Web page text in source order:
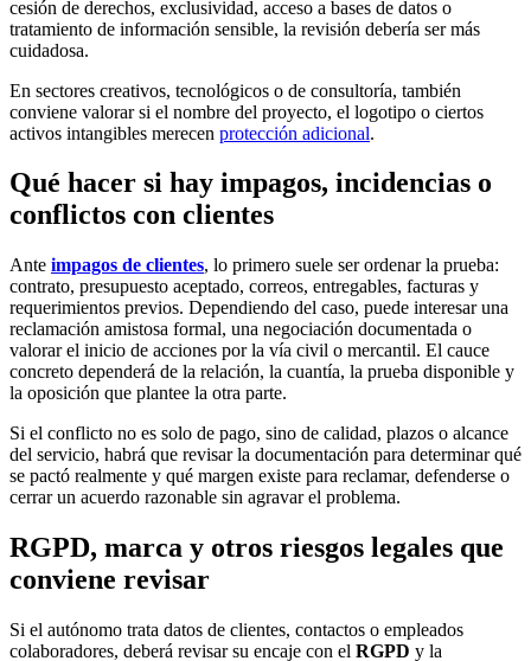
cesión de derechos, exclusividad, acceso a bases de datos o
tratamiento de información sensible, la revisión debería ser más
cuidadosa.
En sectores creativos, tecnológicos o de consultoría, también
conviene valorar si el nombre del proyecto, el logotipo o ciertos
activos intangibles merecen protección adicional.
Qué hacer si hay impagos, incidencias o
conflictos con clientes
Ante impagos de clientes, lo primero suele ser ordenar la prueba:
contrato, presupuesto aceptado, correos, entregables, facturas y
requerimientos previos. Dependiendo del caso, puede interesar una
reclamación amistosa formal, una negociación documentada o
valorar el inicio de acciones por la vía civil o mercantil. El cauce
concreto dependerá de la relación, la cuantía, la prueba disponible y
la oposición que plantee la otra parte.
Si el conflicto no es solo de pago, sino de calidad, plazos o alcance
del servicio, habrá que revisar la documentación para determinar qué
se pactó realmente y qué margen existe para reclamar, defenderse o
cerrar un acuerdo razonable sin agravar el problema.
RGPD, marca y otros riesgos legales que
conviene revisar
Si el autónomo trata datos de clientes, contactos o empleados
colaboradores, deberá revisar su encaje con el RGPD y la